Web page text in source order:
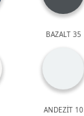
BAZALT 35
ANDEZİT 10